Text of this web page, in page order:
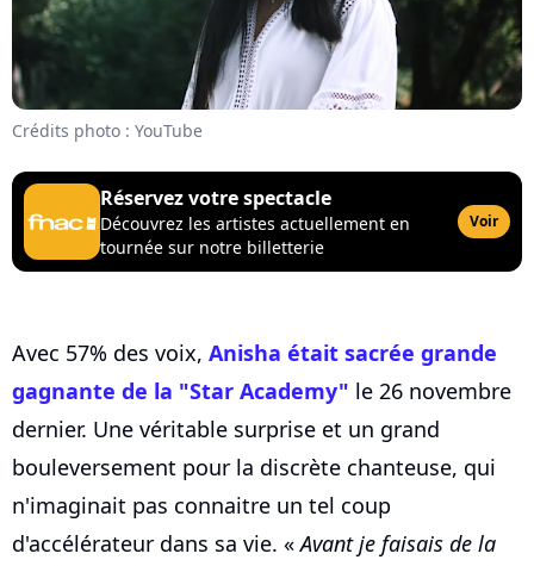
Crédits photo : YouTube
Réservez votre spectacle
Découvrez les artistes actuellement en
tournée sur notre billetterie
Voir
Avec 57% des voix, Anisha était sacrée grande
gagnante de la "Star Academy" le 26 novembre
dernier. Une véritable surprise et un grand
bouleversement pour la discrète chanteuse, qui
n'imaginait pas connaitre un tel coup
d'accélérateur dans sa vie. «Avant je faisais de la